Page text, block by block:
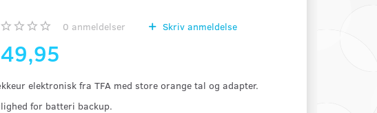
0 anmeldelser Skriv anmeldelse
elektronisk fra TFA med store orange tal og adapter.
for batteri backup.